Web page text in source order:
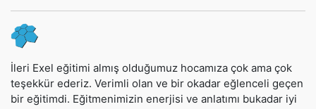
İleri Exel eğitimi almış olduğumuz hocamıza çok ama çok
teşekkür ederiz. Verimli olan ve bir okadar eğlenceli geçen
bir eğitimdi. Eğitmenimizin enerjisi ve anlatımı bukadar iyi